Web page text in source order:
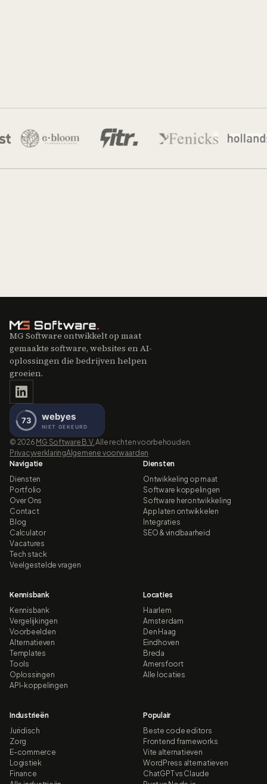
MG Software ontwikkelt op maat
gemaakte software, websites en AI-
oplossingen die bedrijven helpen
groeien.
© 2026 MG Software B.V. Alle rechten voorbehouden.
PrivacyverklaringAlgemene voorwaarden
Navigatie
Diensten
Portfolio
Over Ons
Contact
Blog
Calculator
Vacatures
Tech stack
Veelgestelde vragen
Diensten
Ontwikkeling op maat
Software koppelingen
Software herontwikkeling
App laten ontwikkelen
Integraties
SEO & vindbaarheid
Kennisbank
Kennisbank
Vergelijkingen
Voorbeelden
Alternatieven
Templates
Tools
Oplossingen
API-koppelingen
Locaties
Haarlem
Amsterdam
Den Haag
Eindhoven
Breda
Amersfoort
Alle locaties
Industrieën
Juridisch
Zorg
E-commerce
Logistiek
Finance
Populair
Beste code editors
Frontend frameworks
Vite alternatieven
WordPress alternatieven
ChatGPT vs Claude